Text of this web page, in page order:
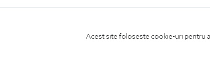
Acest site foloseste cookie-uri pentru